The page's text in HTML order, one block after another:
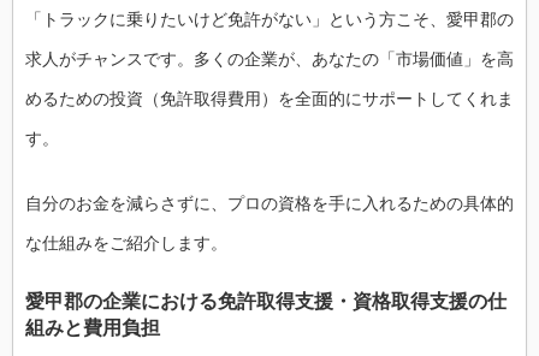
「トラックに乗りたいけど免許がない」という方こそ、愛甲郡の
求人がチャンスです。多くの企業が、あなたの「市場価値」を高
めるための投資（免許取得費用）を全面的にサポートしてくれま
す。
自分のお金を減らさずに、プロの資格を手に入れるための具体的
な仕組みをご紹介します。
愛甲郡の企業における免許取得支援・資格取得支援の仕
組みと費用負担